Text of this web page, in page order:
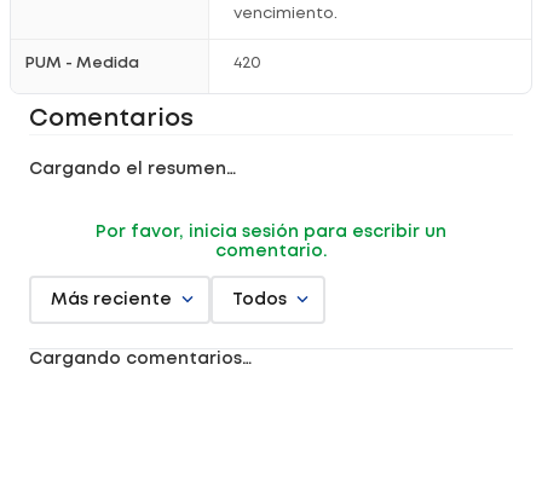
vencimiento.
PUM - Medida 420
Comentarios
Cargando el resumen…
Por favor, inicia sesión para escribir un
comentario.
Más reciente Todos
Cargando comentarios…